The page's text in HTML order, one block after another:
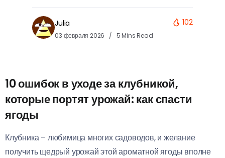
Julia
03 февраля 2026 5 Mins Read
102
10 ошибок в уходе за клубникой,
которые портят урожай: как спасти
ягоды
Клубника – любимица многих садоводов, и желание
получить щедрый урожай этой ароматной ягоды вполне